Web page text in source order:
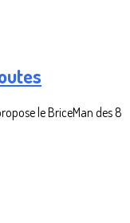
le BriceMan des 8